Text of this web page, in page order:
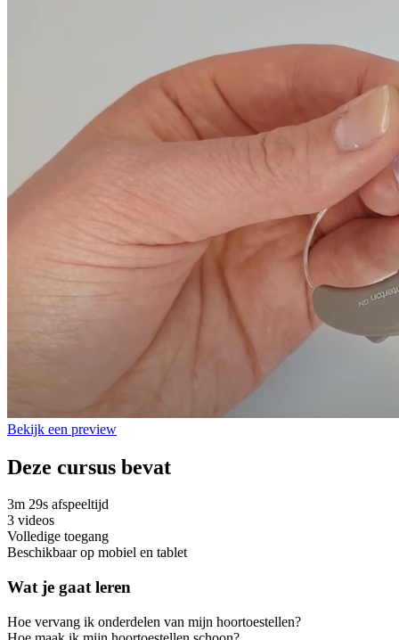
Bekijk een preview
Deze cursus bevat
3m 29s afspeeltijd
3 videos
Volledige toegang
Beschikbaar op mobiel en tablet
Wat je gaat leren
Hoe vervang ik onderdelen van mijn hoortoestellen?